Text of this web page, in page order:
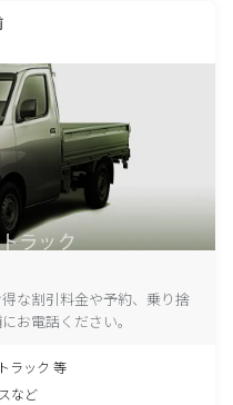
な割引料金や予約、乗り捨
お電話ください。
ラック 等
など